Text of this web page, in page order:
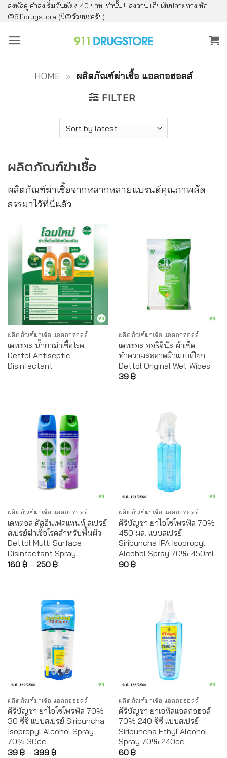
ข้าม
ไป
ยัง
ส่งพัสดุ ค่าส่งเริ่มต้นเพียง 40 บาท เท่านั้น !! ส่งด่วน เก็บเงินปลายทาง ทัก
@911drugstore (มี@ด้วยนะครับ)
HOME » ผลิตภัณฑ์ฆ่าเชื้อ แอลกอฮอลล์
FILTER
ผลิตภัณฑ์ฆ่าเชื้อ
ผลิตภัณฑ์ฆ่าเชื้อจากหลากหลายแบรนด์คุณภาพคัด
สรรมาไว้ที่นี่แล้ว
ผลิตภัณฑ์ฆ่าเชื้อ แอลกอฮอลล์
เดทตอล น้ำยาฆ่าเชื้อโรค
Dettol Antiseptic
Disinfectant
ผลิตภัณฑ์ฆ่าเชื้อ แอลกอฮอลล์
เดทตอล ออริจินัล ผ้าเช็ด
ทำความสะอาดผิวแบบเปียก
Dettol Original Wet Wipes
39 ฿
ผลิตภัณฑ์ฆ่าเชื้อ แอลกอฮอลล์
เดทตอล ดิสอินเฟคแทนท์ สเปรย์
สเปรย์ฆ่าเชื้อโรคสำหรับพื้นผิว
Dettol Multi Surface
Disinfectant Spray
160 ฿– 250 ฿
ผลิตภัณฑ์ฆ่าเชื้อ แอลกอฮอลล์
ศิริบัญชา ยาไอโซโพรพิล 70%
450 มล. แบบสเปรย์
Siribuncha IPA Isopropyl
Alcohol Spray 70% 450ml
90 ฿
ผลิตภัณฑ์ฆ่าเชื้อ แอลกอฮอลล์
ศิริบัญชา ยาไอโซโพรพิล 70%
30 ซีซี แบบสเปรย์ Siribuncha
Isopropyl Alcohol Spray
70% 30cc.
39 ฿– 399 ฿
ผลิตภัณฑ์ฆ่าเชื้อ แอลกอฮอลล์
ศิริบัญชา ยาเอทิลแอลกอฮอล์
70% 240 ซีซี แบบสเปรย์
Siribuncha Ethyl Alcohol
Spray 70% 240cc.
60 ฿